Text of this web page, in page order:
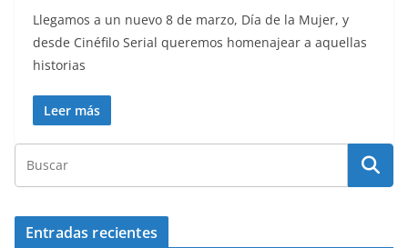
Llegamos a un nuevo 8 de marzo, Día de la Mujer, y
desde Cinéfilo Serial queremos homenajear a aquellas
historias
Leer más
Entradas recientes